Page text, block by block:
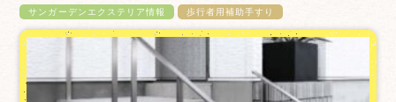
サンガーデンエクステリア情報 歩行者用補助手すり